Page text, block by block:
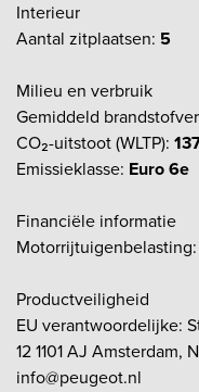
Interieur
Aantal zitplaatsen: 5
Milieu en verbruik
Gemiddeld
CO₂-uitstoot (WLTP):
Emissieklasse: Euro 6e
Financiële informatie
Motorrijtuigenbelasting:
Productveiligheid
EU verantwoordelijke:
12 1101 AJ
info@peugeot.nl